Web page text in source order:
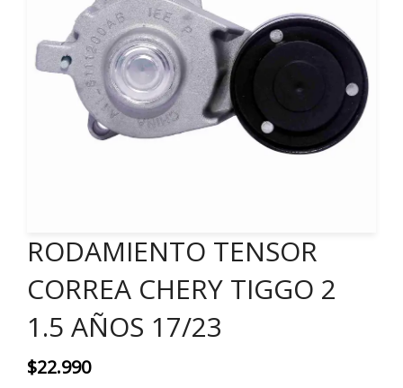
RODAMIENTO TENSOR
CORREA CHERY TIGGO 2
1.5 AÑOS 17/23
$22.990